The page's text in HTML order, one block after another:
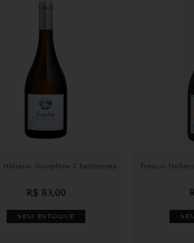
Italiano Josephine Chardonnay
R$ 83,00
SEM ESTOQUE
Franco